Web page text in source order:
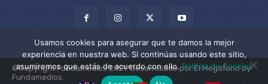
©Copyright Fundamedios 2021. Desarrollado por El Megáfono by
Fundamedios.
Usamos cookies para asegurar que te damos la mejor
experiencia en nuestra web. Si continúas usando este sitio,
asumiremos que estás de acuerdo con ello.Política de Cookies